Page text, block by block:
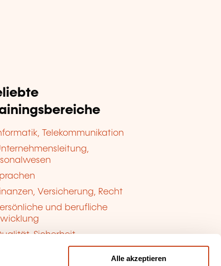
Alle akzeptieren
Telekommunikation
Versicherung, Recht
und berufliche
Sicherheit